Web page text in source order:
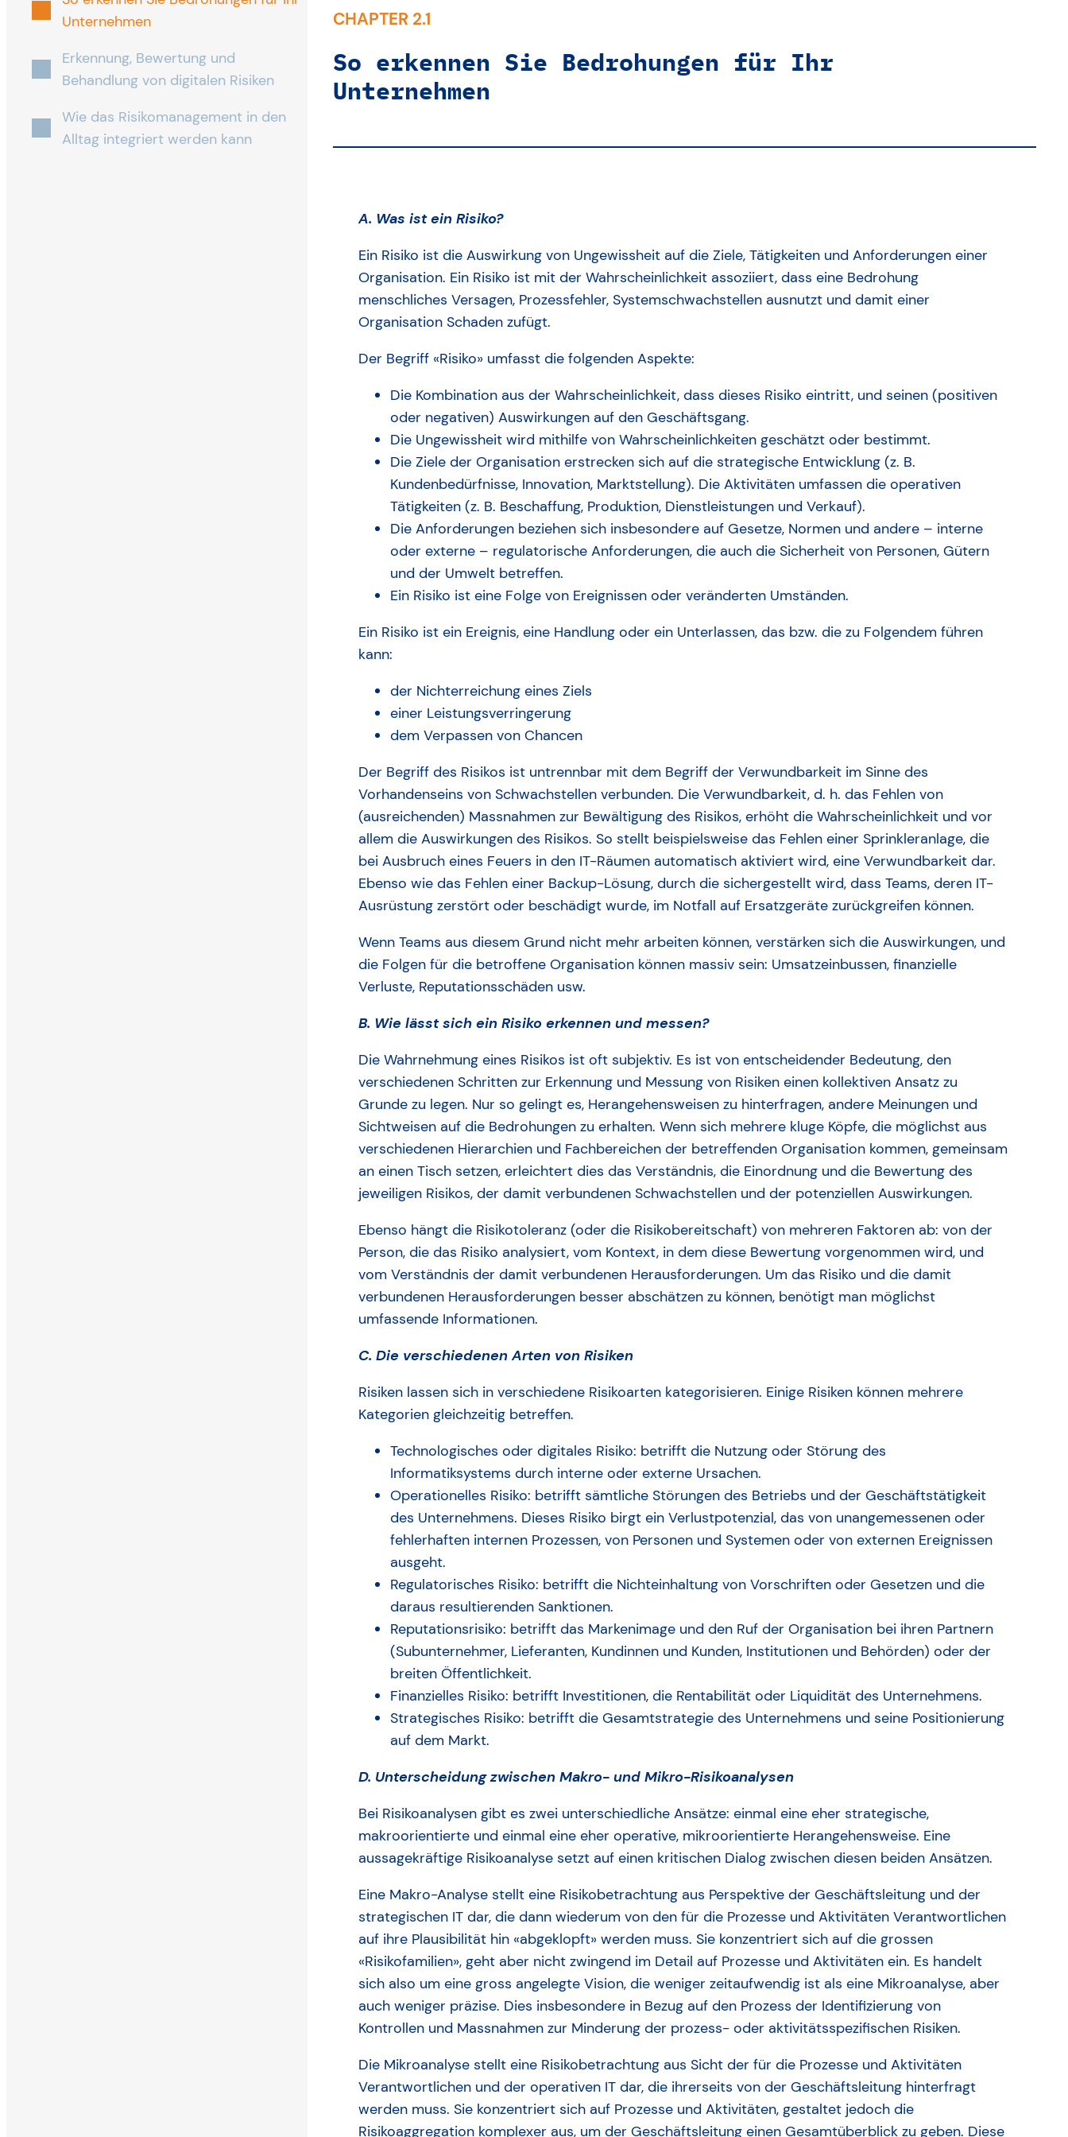
Unternehmen
Erkennung, Bewertung und
Behandlung von digitalen Risiken
Wie das Risikomanagement in den
Alltag integriert werden kann
CHAPTER 2.1
So erkennen Sie Bedrohungen für Ihr
Unternehmen
A. Was ist ein Risiko?
Ein Risiko ist die Auswirkung von Ungewissheit auf die Ziele, Tätigkeiten und Anforderungen einer
Organisation. Ein Risiko ist mit der Wahrscheinlichkeit assoziiert, dass eine Bedrohung
menschliches Versagen, Prozessfehler, Systemschwachstellen ausnutzt und damit einer
Organisation Schaden zufügt.
Der Begriff «Risiko» umfasst die folgenden Aspekte:
Die Kombination aus der Wahrscheinlichkeit, dass dieses Risiko eintritt, und seinen (positiven
oder negativen) Auswirkungen auf den Geschäftsgang.
Die Ungewissheit wird mithilfe von Wahrscheinlichkeiten geschätzt oder bestimmt.
Die Ziele der Organisation erstrecken sich auf die strategische Entwicklung (z. B.
Kundenbedürfnisse, Innovation, Marktstellung). Die Aktivitäten umfassen die operativen
Tätigkeiten (z. B. Beschaffung, Produktion, Dienstleistungen und Verkauf).
Die Anforderungen beziehen sich insbesondere auf Gesetze, Normen und andere – interne
oder externe – regulatorische Anforderungen, die auch die Sicherheit von Personen, Gütern
und der Umwelt betreffen.
Ein Risiko ist eine Folge von Ereignissen oder veränderten Umständen.
Ein Risiko ist ein Ereignis, eine Handlung oder ein Unterlassen, das bzw. die zu Folgendem führen
kann:
der Nichterreichung eines Ziels
einer Leistungsverringerung
dem Verpassen von Chancen
Der Begriff des Risikos ist untrennbar mit dem Begriff der Verwundbarkeit im Sinne des
Vorhandenseins von Schwachstellen verbunden. Die Verwundbarkeit, d. h. das Fehlen von
(ausreichenden) Massnahmen zur Bewältigung des Risikos, erhöht die Wahrscheinlichkeit und vor
allem die Auswirkungen des Risikos. So stellt beispielsweise das Fehlen einer Sprinkleranlage, die
bei Ausbruch eines Feuers in den IT-Räumen automatisch aktiviert wird, eine Verwundbarkeit dar.
Ebenso wie das Fehlen einer Backup-Lösung, durch die sichergestellt wird, dass Teams, deren IT-
Ausrüstung zerstört oder beschädigt wurde, im Notfall auf Ersatzgeräte zurückgreifen können.
Wenn Teams aus diesem Grund nicht mehr arbeiten können, verstärken sich die Auswirkungen, und
die Folgen für die betroffene Organisation können massiv sein: Umsatzeinbussen, finanzielle
Verluste, Reputationsschäden usw.
B. Wie lässt sich ein Risiko erkennen und messen?
Die Wahrnehmung eines Risikos ist oft subjektiv. Es ist von entscheidender Bedeutung, den
verschiedenen Schritten zur Erkennung und Messung von Risiken einen kollektiven Ansatz zu
Grunde zu legen. Nur so gelingt es, Herangehensweisen zu hinterfragen, andere Meinungen und
Sichtweisen auf die Bedrohungen zu erhalten. Wenn sich mehrere kluge Köpfe, die möglichst aus
verschiedenen Hierarchien und Fachbereichen der betreffenden Organisation kommen, gemeinsam
an einen Tisch setzen, erleichtert dies das Verständnis, die Einordnung und die Bewertung des
jeweiligen Risikos, der damit verbundenen Schwachstellen und der potenziellen Auswirkungen.
Ebenso hängt die Risikotoleranz (oder die Risikobereitschaft) von mehreren Faktoren ab: von der
Person, die das Risiko analysiert, vom Kontext, in dem diese Bewertung vorgenommen wird, und
vom Verständnis der damit verbundenen Herausforderungen. Um das Risiko und die damit
verbundenen Herausforderungen besser abschätzen zu können, benötigt man möglichst
umfassende Informationen.
C. Die verschiedenen Arten von Risiken
Risiken lassen sich in verschiedene Risikoarten kategorisieren. Einige Risiken können mehrere
Kategorien gleichzeitig betreffen.
Technologisches oder digitales Risiko: betrifft die Nutzung oder Störung des
Informatiksystems durch interne oder externe Ursachen.
Operationelles Risiko: betrifft sämtliche Störungen des Betriebs und der Geschäftstätigkeit
des Unternehmens. Dieses Risiko birgt ein Verlustpotenzial, das von unangemessenen oder
fehlerhaften internen Prozessen, von Personen und Systemen oder von externen Ereignissen
ausgeht.
Regulatorisches Risiko: betrifft die Nichteinhaltung von Vorschriften oder Gesetzen und die
daraus resultierenden Sanktionen.
Reputationsrisiko: betrifft das Markenimage und den Ruf der Organisation bei ihren Partnern
(Subunternehmer, Lieferanten, Kundinnen und Kunden, Institutionen und Behörden) oder der
breiten Öffentlichkeit.
Finanzielles Risiko: betrifft Investitionen, die Rentabilität oder Liquidität des Unternehmens.
Strategisches Risiko: betrifft die Gesamtstrategie des Unternehmens und seine Positionierung
auf dem Markt.
D. Unterscheidung zwischen Makro- und Mikro-Risikoanalysen
Bei Risikoanalysen gibt es zwei unterschiedliche Ansätze: einmal eine eher strategische,
makroorientierte und einmal eine eher operative, mikroorientierte Herangehensweise. Eine
aussagekräftige Risikoanalyse setzt auf einen kritischen Dialog zwischen diesen beiden Ansätzen.
Eine Makro-Analyse stellt eine Risikobetrachtung aus Perspektive der Geschäftsleitung und der
strategischen IT dar, die dann wiederum von den für die Prozesse und Aktivitäten Verantwortlichen
auf ihre Plausibilität hin «abgeklopft» werden muss. Sie konzentriert sich auf die grossen
«Risikofamilien», geht aber nicht zwingend im Detail auf Prozesse und Aktivitäten ein. Es handelt
sich also um eine gross angelegte Vision, die weniger zeitaufwendig ist als eine Mikroanalyse, aber
auch weniger präzise. Dies insbesondere in Bezug auf den Prozess der Identifizierung von
Kontrollen und Massnahmen zur Minderung der prozess- oder aktivitätsspezifischen Risiken.
Die Mikroanalyse stellt eine Risikobetrachtung aus Sicht der für die Prozesse und Aktivitäten
Verantwortlichen und der operativen IT dar, die ihrerseits von der Geschäftsleitung hinterfragt
werden muss. Sie konzentriert sich auf Prozesse und Aktivitäten, gestaltet jedoch die
Risikoaggregation komplexer aus, um der Geschäftsleitung einen Gesamtüberblick zu geben. Diese